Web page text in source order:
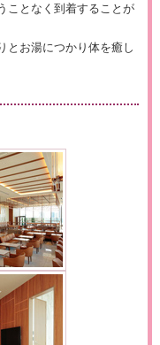
ことなく到着することが
とお湯につかり体を癒し